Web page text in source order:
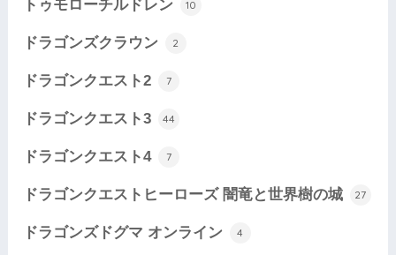
トゥモローチルドレン 10
ドラゴンズクラウン 2
ドラゴンクエスト2 7
ドラゴンクエスト3 44
ドラゴンクエスト4 7
ドラゴンクエストヒーローズ 闇竜と世界樹の城 27
ドラゴンズドグマ オンライン 4